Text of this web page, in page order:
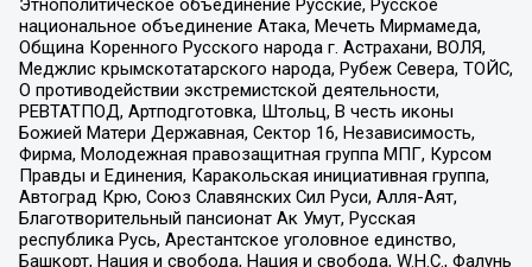
Этнополитическое объединение Русские, Русское
национальное объединение Атака, Мечеть Мирмамеда,
Община Коренного Русского народа г. Астрахани, ВОЛЯ,
Меджлис крымскотатарского народа, Рубеж Севера, ТОЙС,
О противодействии экстремистской деятельности,
РЕВТАТПОД, Артподготовка, Штольц, В честь иконы
Божией Матери Державная, Сектор 16, Независимость,
Фирма, Молодежная правозащитная группа МПГ, Курсом
Правды и Единения, Каракольская инициативная группа,
Автоград Крю, Союз Славянских Сил Руси, Алля-Аят,
Благотворительный пансионат Ак Умут, Русская
республика Русь, Арестантское уголовное единство,
Башкорт, Нация и свобода, Нация и свобода, W.H.С., Фалунь